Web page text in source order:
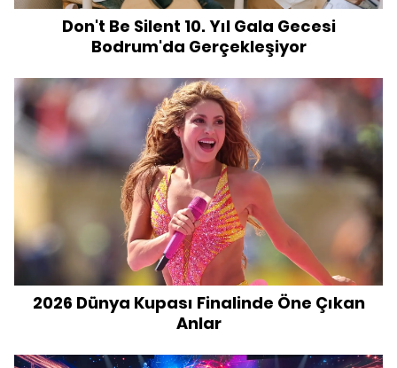
Don't Be Silent 10. Yıl Gala Gecesi
Bodrum'da Gerçekleşiyor
2026 Dünya Kupası Finalinde Öne Çıkan
Anlar